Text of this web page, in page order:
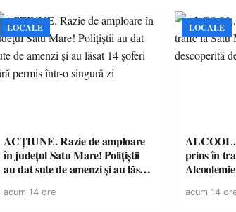
LOCALE
ACȚIUNE. Razie de amploare
în județul Satu Mare! Polițiștii
au dat sute de amenzi și au lăsat
singură zi
acum 14 ore
LOCALE
ALCOOL.
prins în
acum 14